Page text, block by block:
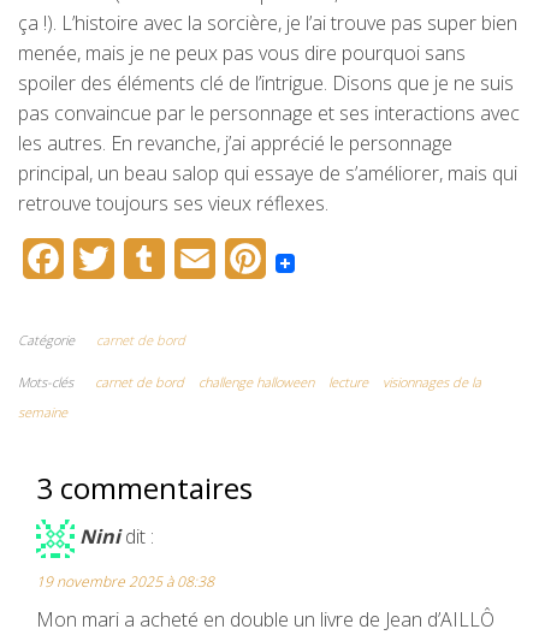
ça !). L’histoire avec la sorcière, je l’ai trouve pas super bien
menée, mais je ne peux pas vous dire pourquoi sans
spoiler des éléments clé de l’intrigue. Disons que je ne suis
pas convaincue par le personnage et ses interactions avec
les autres. En revanche, j’ai apprécié le personnage
principal, un beau salop qui essaye de s’améliorer, mais qui
retrouve toujours ses vieux réflexes.
c
e
b
o
k
i
t
r
m
b
i
P
t
Catégorie carnet de bord
Mots-clés carnet de bord challenge halloween lecture
visionnages de la
semaine
3 commentaires
Nini dit :
19 novembre 2025 à 08:38
Mon mari a acheté en double un livre de Jean d’AILLÔ